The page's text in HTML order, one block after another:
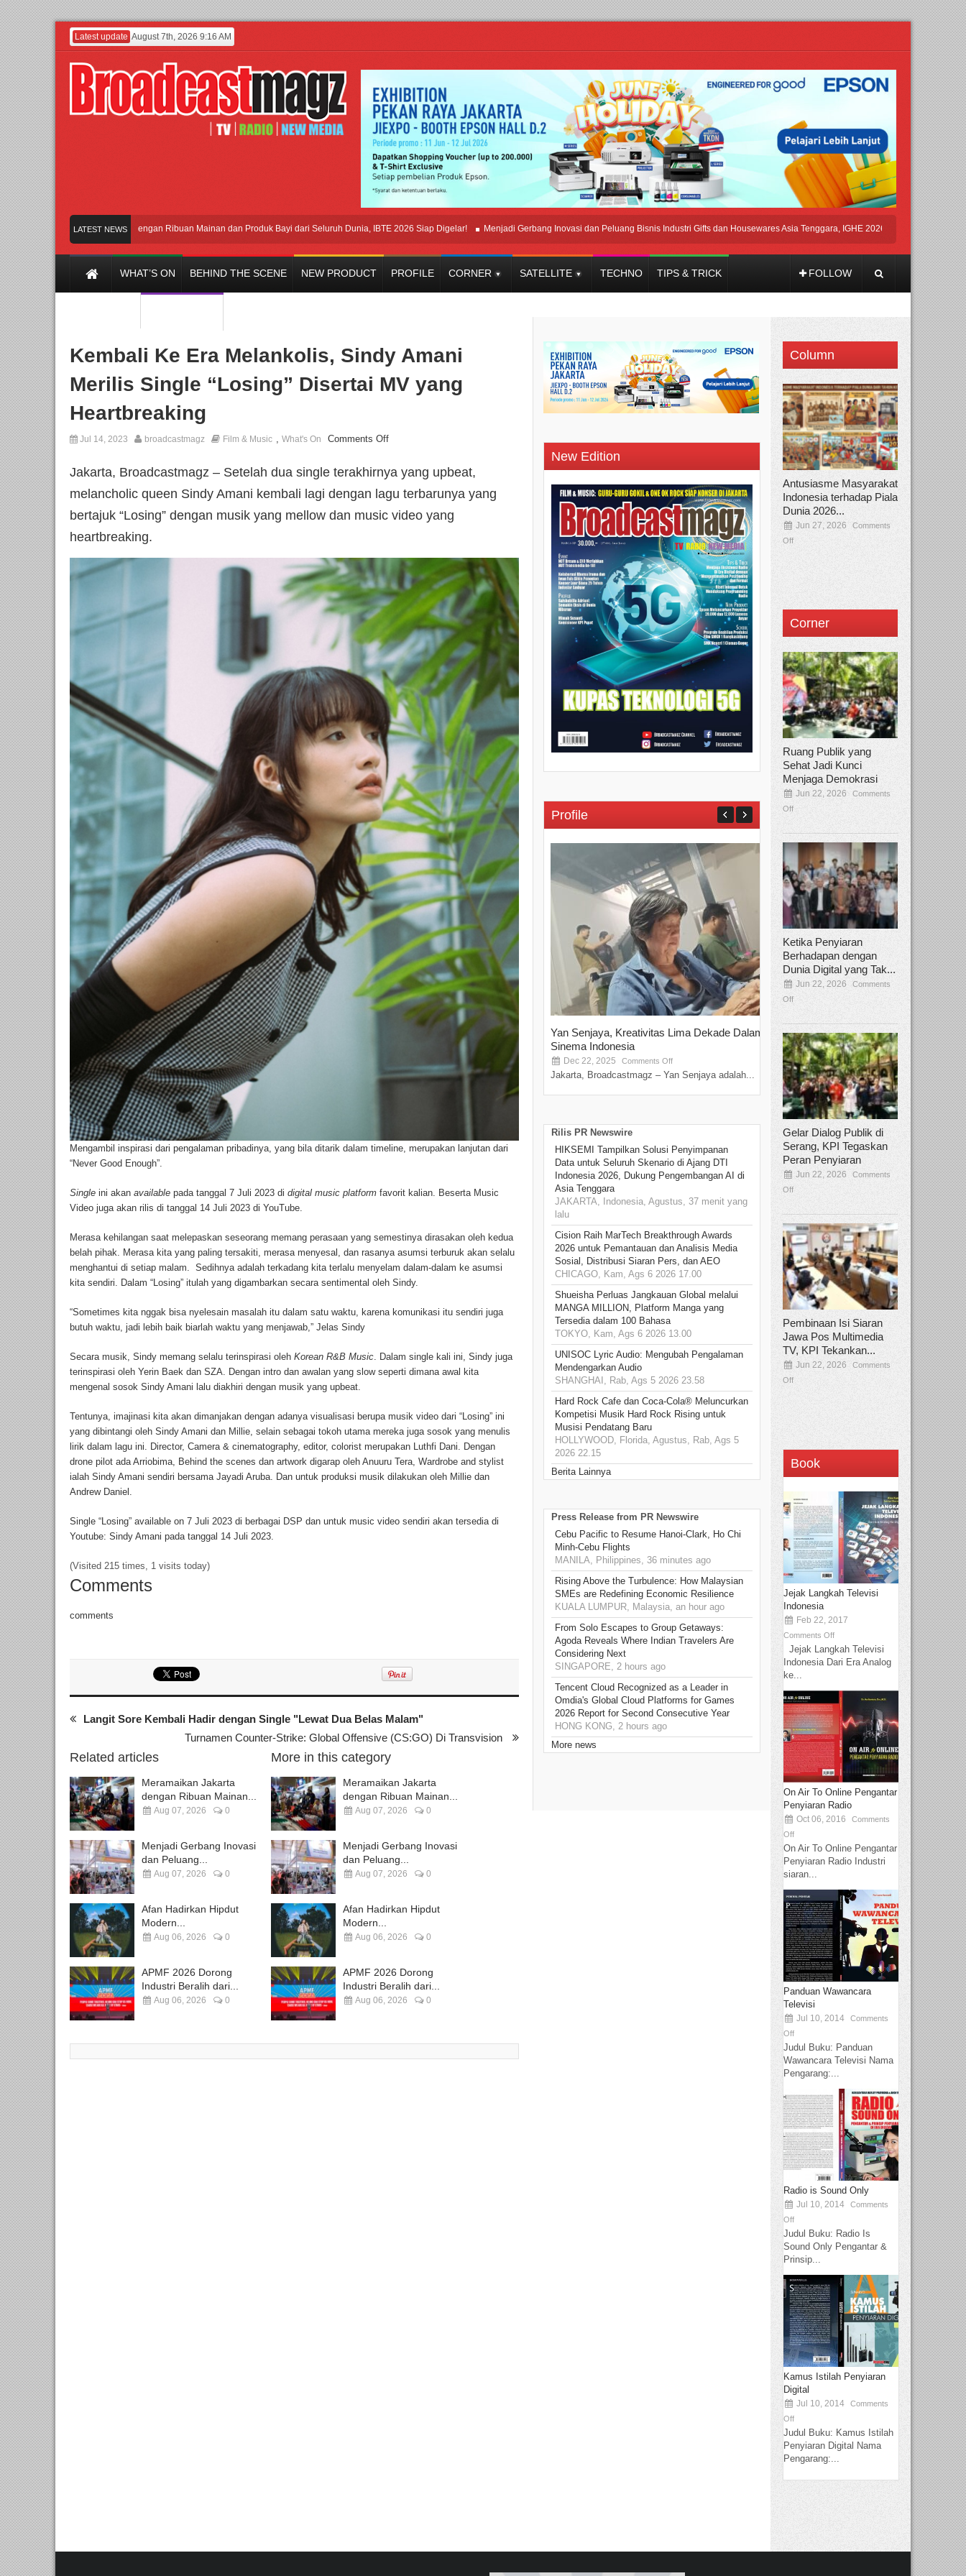
Latest update August 7th, 2026 9:16 AM
LATEST NEWS
Meramaikan Jakarta dengan Ribuan Mainan dan Produk Bayi dari Seluruh Dunia, IBTE 2026 Siap Digelar! Menjadi Gerbang Inovasi dan Peluang Bisnis Industri Gifts dan Housewares Asia Tenggara, IGHE 2026 Kembali Digelar di Jakarta
WHAT’S ON BEHIND THE SCENE NEW PRODUCT PROFILE CORNER SATELLITE TECHNO TIPS & TRICK FOLLOW
Kembali Ke Era Melankolis, Sindy Amani
Merilis Single “Losing” Disertai MV yang
Heartbreaking
Jul 14, 2023 broadcastmagz Film & Music , What's On Comments Off
Jakarta, Broadcastmagz – Setelah dua single terakhirnya yang upbeat,
melancholic queen Sindy Amani kembali lagi dengan lagu terbarunya yang
bertajuk “Losing” dengan musik yang mellow dan music video yang
heartbreaking.
Mengambil inspirasi dari pengalaman pribadinya, yang bila ditarik dalam timeline, merupakan lanjutan dari
“Never Good Enough”.
Single ini akan available pada tanggal 7 Juli 2023 di digital music platform favorit kalian. Beserta Music
Video juga akan rilis di tanggal 14 Juli 2023 di YouTube.
Merasa kehilangan saat melepaskan seseorang memang perasaan yang semestinya dirasakan oleh kedua
belah pihak. Merasa kita yang paling tersakiti, merasa menyesal, dan rasanya asumsi terburuk akan selalu
menghantui di setiap malam. Sedihnya adalah terkadang kita terlalu menyelam dalam-dalam ke asumsi
kita sendiri. Dalam “Losing” itulah yang digambarkan secara sentimental oleh Sindy.
“Sometimes kita nggak bisa nyelesain masalah itu dalam satu waktu, karena komunikasi itu sendiri juga
butuh waktu, jadi lebih baik biarlah waktu yang menjawab,” Jelas Sindy
Secara musik, Sindy memang selalu terinspirasi oleh Korean R&B Music . Dalam single kali ini, Sindy juga
terinspirasi oleh Yerin Baek dan SZA. Dengan intro dan awalan yang slow seperti dimana awal kita
mengenal sosok Sindy Amani lalu diakhiri dengan musik yang upbeat.
Tentunya, imajinasi kita akan dimanjakan dengan adanya visualisasi berupa musik video dari “Losing” ini
yang dibintangi oleh Sindy Amani dan Millie, selain sebagai tokoh utama mereka juga sosok yang menulis
lirik dalam lagu ini. Director, Camera & cinematography, editor, colorist merupakan Luthfi Dani. Dengan
drone pilot ada Arriobima, Behind the scenes dan artwork digarap oleh Anuuru Tera, Wardrobe and stylist
ialah Sindy Amani sendiri bersama Jayadi Aruba. Dan untuk produksi musik dilakukan oleh Millie dan
Andrew Daniel.
Single “Losing” available on 7 Juli 2023 di berbagai DSP dan untuk music video sendiri akan tersedia di
Youtube: Sindy Amani pada tanggal 14 Juli 2023.
(Visited 215 times, 1 visits today)
Comments
comments
Langit Sore Kembali Hadir dengan Single "Lewat Dua Belas Malam"
Turnamen Counter-Strike: Global Offensive (CS:GO) Di Transvision
Related articles
Meramaikan Jakarta
dengan Ribuan Mainan...
Aug 07, 2026 0
Menjadi Gerbang Inovasi
dan Peluang...
Aug 07, 2026 0
Afan Hadirkan Hipdut
Modern...
Aug 06, 2026 0
APMF 2026 Dorong
Industri Beralih dari...
Aug 06, 2026 0
More in this category
Meramaikan Jakarta
dengan Ribuan Mainan...
Aug 07, 2026 0
Menjadi Gerbang Inovasi
dan Peluang...
Aug 07, 2026 0
Afan Hadirkan Hipdut
Modern...
Aug 06, 2026 0
APMF 2026 Dorong
Industri Beralih dari...
Aug 06, 2026 0
New Edition
Profile
Yan Senjaya, Kreativitas Lima Dekade Dalam
Sinema Indonesia
Dec 22, 2025 Comments Off
Jakarta, Broadcastmagz – Yan Senjaya adalah...
Tamee Irelly Menjadi Juri Open
Film Terbaru...
Sep 08, 2025 Comments Off
Bekasi, Broadcastmagz – Dalam upaya
talenta...
Rilis PR Newswire
HIKSEMI Tampilkan Solusi Penyimpanan
Data untuk Seluruh Skenario di Ajang DTI
Indonesia 2026, Dukung Pengembangan AI di
Asia Tenggara
JAKARTA, Indonesia, Agustus, 37 menit yang
lalu
Cision Raih MarTech Breakthrough Awards
2026 untuk Pemantauan dan Analisis Media
Sosial, Distribusi Siaran Pers, dan AEO
CHICAGO, Kam, Ags 6 2026 17.00
Shueisha Perluas Jangkauan Global melalui
MANGA MILLION, Platform Manga yang
Tersedia dalam 100 Bahasa
TOKYO, Kam, Ags 6 2026 13.00
UNISOC Lyric Audio: Mengubah Pengalaman
Mendengarkan Audio
SHANGHAI, Rab, Ags 5 2026 23.58
Hard Rock Cafe dan Coca-Cola® Meluncurkan
Kompetisi Musik Hard Rock Rising untuk
Musisi Pendatang Baru
HOLLYWOOD, Florida, Agustus, Rab, Ags 5
2026 22.15
Berita Lainnya
Press Release from PR Newswire
Cebu Pacific to Resume Hanoi-Clark, Ho Chi
Minh-Cebu Flights
MANILA, Philippines, 36 minutes ago
Rising Above the Turbulence: How Malaysian
SMEs are Redefining Economic Resilience
KUALA LUMPUR, Malaysia, an hour ago
From Solo Escapes to Group Getaways:
Agoda Reveals Where Indian Travelers Are
Considering Next
SINGAPORE, 2 hours ago
Tencent Cloud Recognized as a Leader in
Omdia's Global Cloud Platforms for Games
2026 Report for Second Consecutive Year
HONG KONG, 2 hours ago
More news
Column
Antusiasme Masyarakat
Indonesia terhadap Piala
Dunia 2026...
Jun 27, 2026
Comments
Off
Corner
Ruang Publik yang
Sehat Jadi Kunci
Menjaga Demokrasi
Jun 22, 2026
Comments
Off
Ketika Penyiaran
Berhadapan dengan
Dunia Digital yang Tak...
Jun 22, 2026
Comments
Off
Gelar Dialog Publik di
Serang, KPI Tegaskan
Peran Penyiaran
Jun 22, 2026
Comments
Off
Pembinaan Isi Siaran
Jawa Pos Multimedia
TV, KPI Tekankan...
Jun 22, 2026
Comments
Off
Book
Jejak Langkah Televisi
Indonesia
Feb 22, 2017
Comments Off
Jejak Langkah Televisi
Indonesia Dari Era Analog
ke...
On Air To Online Pengantar
Penyiaran Radio
Oct 06, 2016
Comments
Off
On Air To Online Pengantar
Penyiaran Radio Industri
siaran...
Panduan Wawancara
Televisi
Jul 10, 2014
Comments
Off
Judul Buku: Panduan
Wawancara Televisi Nama
Pengarang:...
Radio is Sound Only
Jul 10, 2014
Comments
Off
Judul Buku: Radio Is
Sound Only Pengantar &
Prinsip...
Kamus Istilah Penyiaran
Digital
Jul 10, 2014
Comments
Off
Judul Buku: Kamus Istilah
Penyiaran Digital Nama
Pengarang:...